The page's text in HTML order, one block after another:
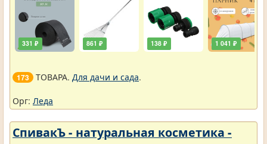
331 ₽ 861 ₽ 138 ₽ 1 041 ₽
173 ТОВАРА. Для дачи и сада.
Орг: Леда
СпивакЪ - натуральная косметика -